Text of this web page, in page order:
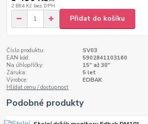
2 884 Kč bez DPH
Přidat do košíku
Číslo produktu:
SV03
EAN kód:
5902841103160
Na úhlopříčky:
15" až 30"
Záruka:
5 let
Výrobce:
EDBAK
Hlídat cenu / dostupnost
Podobné produkty